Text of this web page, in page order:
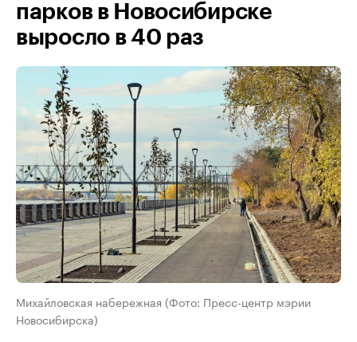
парков в Новосибирске
выросло в 40 раз
Михайловская набережная (Фото: Пресс-центр мэрии
Новосибирска)